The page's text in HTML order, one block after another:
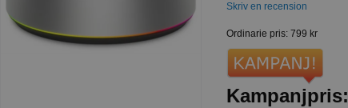
Skriv en recension
Ordinarie pris: 799 kr
Kampanjpris: